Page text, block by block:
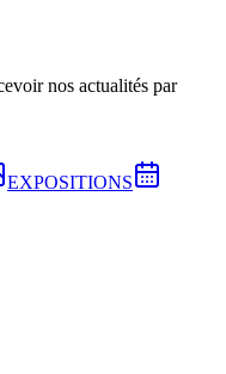
nos actualités par
EXPOSITIONS